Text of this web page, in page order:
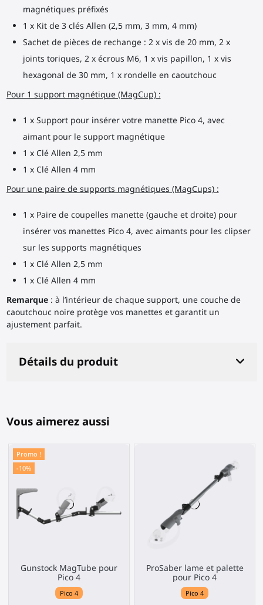
magnétiques préfixés
1 x Kit de 3 clés Allen (2,5 mm, 3 mm, 4 mm)
Sachet de pièces de rechange : 2 x vis de 20 mm, 2 x
joints toriques, 2 x écrous M6, 1 x vis papillon, 1 x vis
hexagonal de 30 mm, 1 x rondelle en caoutchouc
Pour 1 support magnétique (MagCup) :
1 x Support pour insérer votre manette Pico 4, avec
aimant pour le support magnétique
1 x Clé Allen 2,5 mm
1 x Clé Allen 4 mm
Pour une paire de supports magnétiques (MagCups) :
1 x Paire de coupelles manette (gauche et droite) pour
insérer vos manettes Pico 4, avec aimants pour les clipser
sur les supports magnétiques
1 x Clé Allen 2,5 mm
1 x Clé Allen 4 mm
Remarque: à l’intérieur de chaque support, une couche de
caoutchouc noire protège vos manettes et garantit un
ajustement parfait.
Détails du produit
Vous aimerez aussi
Promo !
-10%
Gunstock MagTube pour
Pico 4
Pico 4
ProSaber lame et palette
pour Pico 4
Pico 4